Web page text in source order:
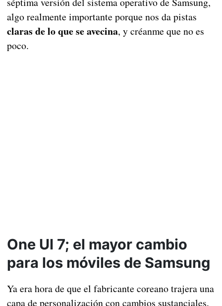
algo realmente importante porque nos da pistas
claras de lo que se avecina, y créanme que no es
poco.
One UI 7; el mayor cambio
para los móviles de Samsung
Ya era hora de que el fabricante coreano trajera una
capa de personalización con cambios sustanciales,